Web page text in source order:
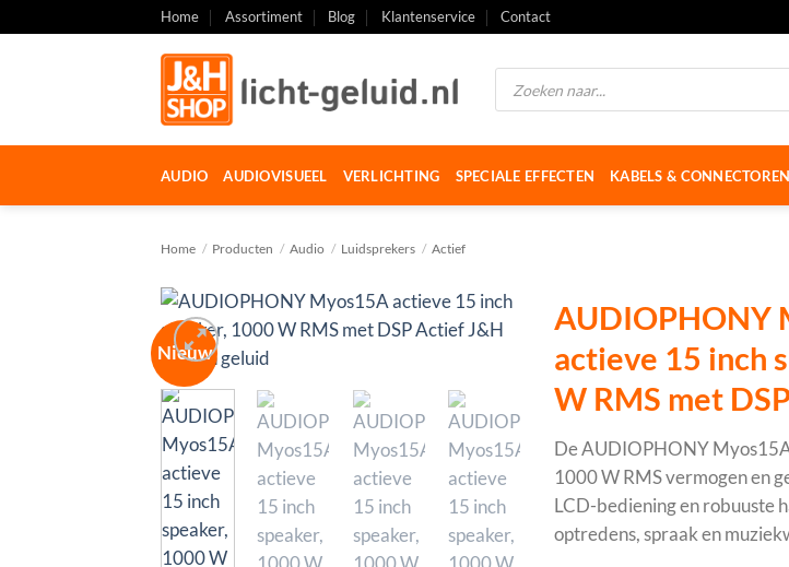
naar
Home Assortiment Blog Klantenservice Contact
Producten
zoeken
AUDIO AUDIOVISUEEL VERLICHTING SPECIALE EFFECTEN KABELS & CONNECTOREN
Home / Producten / Audio / Luidsprekers / Actief
Nieuw
AUDIOPHONY
actieve 15 inch
W RMS met
De AUDIOPHONY
1000 W RMS vermogen en
LCD-bediening en robuuste
optredens, spraak en